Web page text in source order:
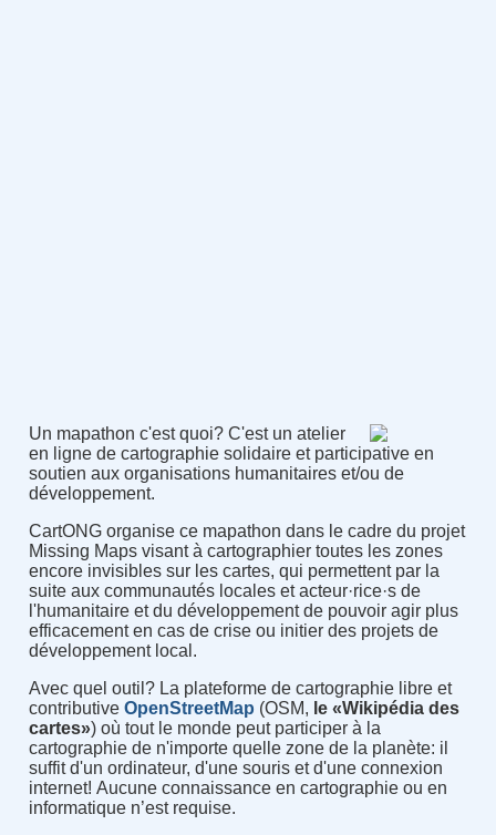
Un mapathon c'est quoi? C'est un atelier
en ligne de cartographie solidaire et participative en
soutien aux organisations humanitaires et/ou de
développement.
CartONG organise ce mapathon dans le cadre du projet
Missing Maps visant à cartographier toutes les zones
encore invisibles sur les cartes, qui permettent par la
suite aux communautés locales et acteur·rice·s de
l'humanitaire et du développement de pouvoir agir plus
efficacement en cas de crise ou initier des projets de
développement local.
Avec quel outil? La plateforme de cartographie libre et
contributive OpenStreetMap (OSM, le «Wikipédia des
cartes») où tout le monde peut participer à la
cartographie de n'importe quelle zone de la planète: il
suffit d'un ordinateur, d'une souris et d'une connexion
internet! Aucune connaissance en cartographie ou en
informatique n’est requise.